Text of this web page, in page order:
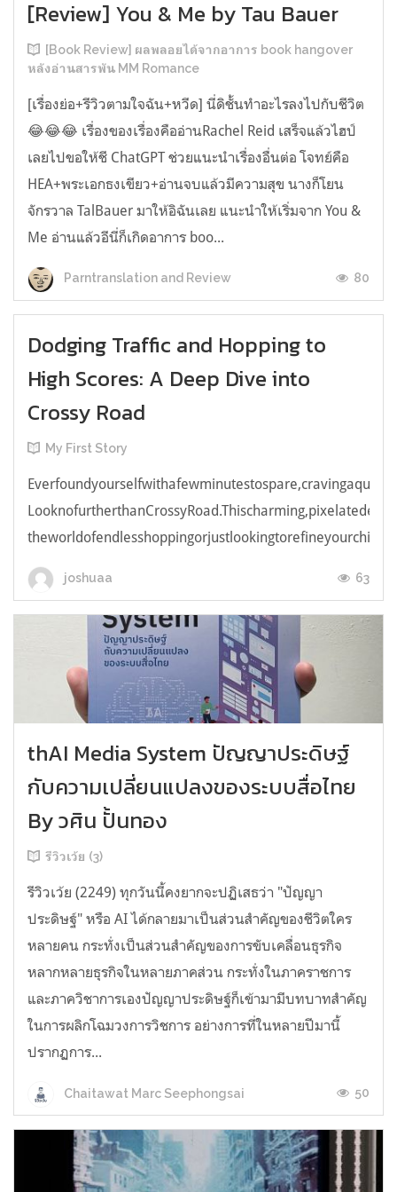
[Review] You & Me by Tau Bauer
[Book Review] ผลพลอยได้จากอาการ book hangover
หลังอ่านสารพัน MM Romance
[เรื่องย่อ+รีวิวตามใจฉัน+หวีด] นี่ดิชั้นทำอะไรลงไปกับชีวิต
😂😂😂 เรื่องของเรื่องคืออ่านRachel Reid เสร็จแล้วไฮป์
เลยไปขอให้ชี ChatGPT ช่วยแนะนำเรื่องอื่นต่อ โจทย์คือ
HEA+พระเอกธงเขียว+อ่านจบแล้วมีความสุข นางก็โยน
จักรวาล TalBauer มาให้อิฉันเลย แนะนำให้เริ่มจาก You &
Me อ่านแล้วอีนี่ก็เกิดอาการ boo...
Parntranslation and Review 80
Dodging Traffic and Hopping to
High Scores: A Deep Dive into
Crossy Road
My First Story
joshuaa 63
thAI Media System ปัญญาประดิษฐ์
กับความเปลี่ยนแปลงของระบบสื่อไทย
By วศิน ปั้นทอง
รีวิวเว้ย (3)
รีวิวเว้ย (2249) ทุกวันนี้คงยากจะปฏิเสธว่า "ปัญญา
ประดิษฐ์" หรือ AI ได้กลายมาเป็นส่วนสำคัญของชีวิตใคร
หลายคน กระทั่งเป็นส่วนสำคัญของการขับเคลื่อนธุรกิจ
หลากหลายธุรกิจในหลายภาคส่วน กระทั่งในภาคราชการ
และภาควิชาการเองปัญญาประดิษฐ์ก็เข้ามามีบทบาทสำคัญ
ในการผลิกโฉมวงการวิชการ อย่างการที่ในหลายปีมานี้
ปรากฏการ...
Chaitawat Marc Seephongsai 50